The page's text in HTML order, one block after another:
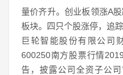
量价齐升。创业板领涨A
板块。四只个股涨停，追
巨轮智能股份有限公司
600250南方股票行情
告，披露公司全资子公